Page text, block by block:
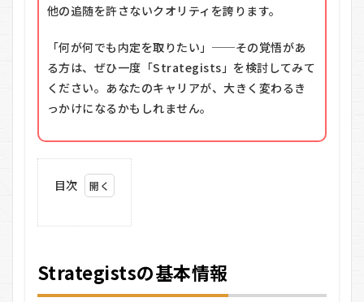
他の追随を許さないクオリティを誇ります。
「何が何でも内定を取りたい」──その覚悟があ
る方は、ぜひ一度「Strategists」を検討してみて
ください。あなたのキャリアが、大きく変わるき
っかけになるかもしれません。
目次
Strategists
の悪い口コ
Strategistsの基本情報